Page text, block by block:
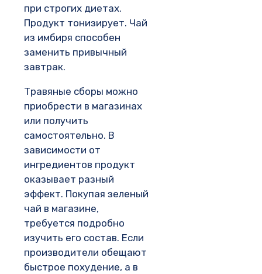
при строгих диетах.
Продукт тонизирует. Чай
из имбиря способен
заменить привычный
завтрак.
Травяные сборы можно
приобрести в магазинах
или получить
самостоятельно. В
зависимости от
ингредиентов продукт
оказывает разный
эффект. Покупая зеленый
чай в магазине,
требуется подробно
изучить его состав. Если
производители обещают
быстрое похудение, а в